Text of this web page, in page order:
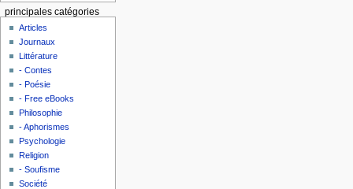
principales catégories
Articles
Journaux
Littérature
- Contes
- Poésie
- Free eBooks
Philosophie
- Aphorismes
Psychologie
Religion
- Soufisme
Société